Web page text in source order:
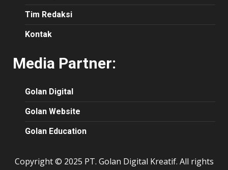
Tim Redaksi
Kontak
Media Partner:
Golan Digital
Golan Website
Golan Education
Copyright © 2025 PT. Golan Digital Kreatif. All rights